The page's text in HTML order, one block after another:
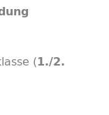
(1./2.